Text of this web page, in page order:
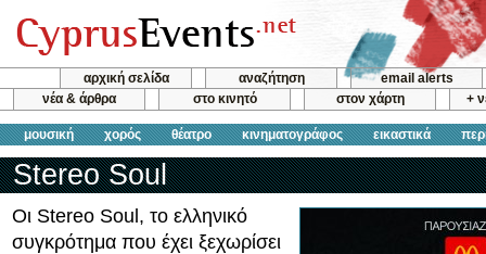
αρχική σελίδα αναζήτηση
email alerts
νέα & άρθρα
στο κινητό στον χάρτη +
μουσική χορός θέατρο κινηματογράφος εικαστικά
Stereo Soul
Oι Stereo Soul, το ελληνικό
συγκρότημα που έχει ξεχωρίσει